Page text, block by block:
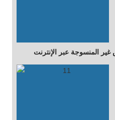
المنسوجة عبر الإنترنت